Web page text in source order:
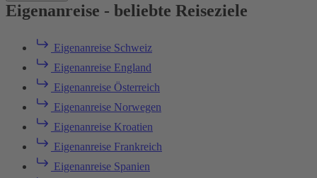
Eigenanreise - beliebte Reiseziele
Eigenanreise Schweiz
Eigenanreise England
Eigenanreise Österreich
Eigenanreise Norwegen
Eigenanreise Kroatien
Eigenanreise Frankreich
Eigenanreise Spanien